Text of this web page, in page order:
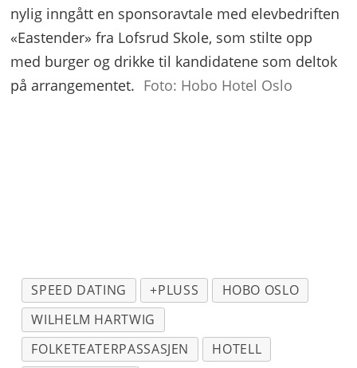
nylig inngått en sponsoravtale med elevbedriften
«Eastender» fra Lofsrud Skole, som stilte opp
med burger og drikke til kandidatene som deltok
på arrangementet. Foto: Hobo Hotel Oslo
SPEED DATING +PLUSS
HOBO OSLO
WILHELM HARTWIG
FOLKETEATERPASSASJEN
HOTELL